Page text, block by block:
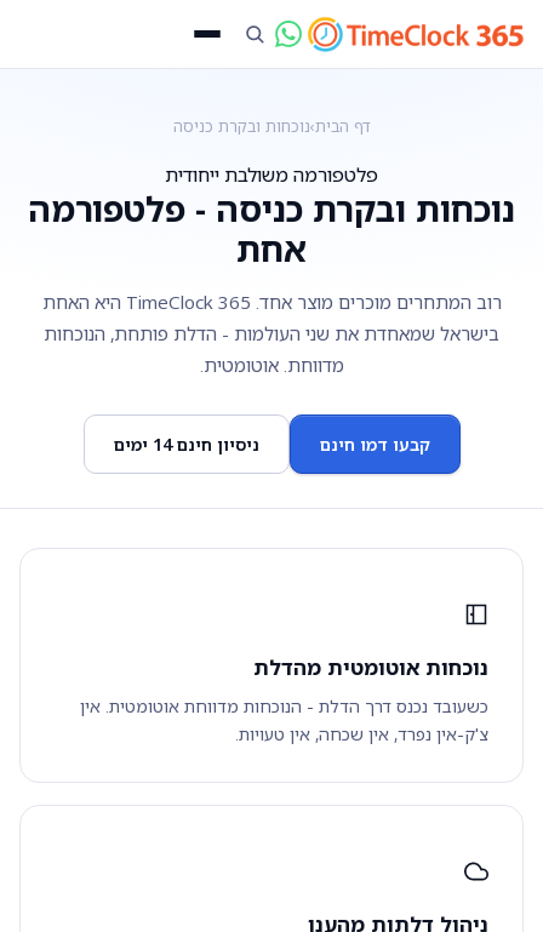
דף הבית›נוכחות ובקרת כניסה
פלטפורמה משולבת ייחודית
נוכחות ובקרת כניסה - פלטפורמה
אחת
רוב המתחרים מוכרים מוצר אחד. TimeClock 365 היא האחת
בישראל שמאחדת את שני העולמות - הדלת פותחת, הנוכחות
מדווחת. אוטומטית.
קבעו דמו חינם ניסיון חינם 14 ימים
נוכחות אוטומטית מהדלת
כשעובד נכנס דרך הדלת - הנוכחות מדווחת אוטומטית. אין
צ'ק-אין נפרד, אין שכחה, אין טעויות.
ניהול דלתות מהענן